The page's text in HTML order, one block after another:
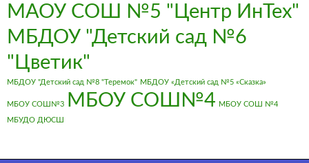
МАОУ СОШ №5 "Центр ИнТех"
МБДОУ "Детский сад №6
"Цветик"
МБДОУ "Детский сад №8 "Теремок" МБДОУ «Детский сад №5 «Сказка»
МБОУ СОШ№3 МБОУ СОШ№4 МБОУ СОШ №4
МБУДО ДЮСШ